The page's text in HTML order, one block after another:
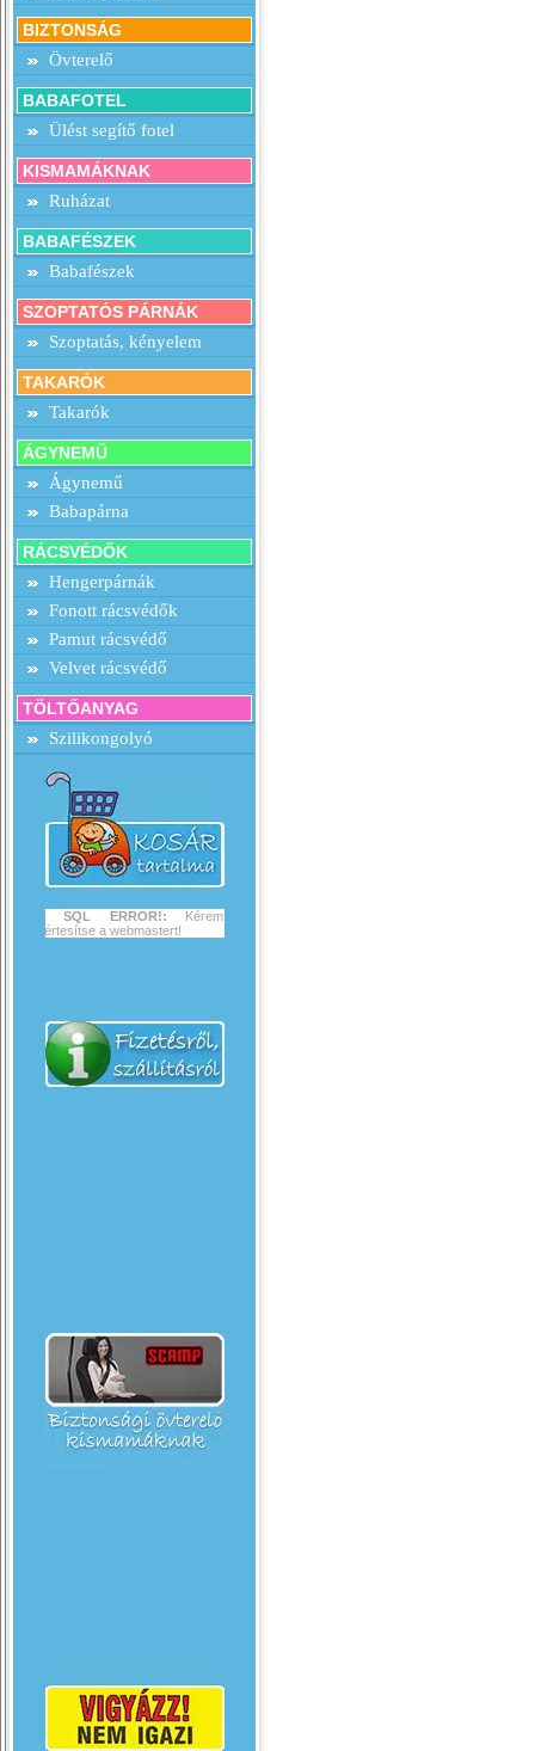
BIZTONSÁG
Övterelő
BABAFOTEL
Ülést segítő fotel
KISMAMÁKNAK
Ruházat
BABAFÉSZEK
Babafészek
SZOPTATÓS PÁRNÁK
Szoptatás, kényelem
TAKARÓK
Takarók
ÁGYNEMŰ
Ágynemű
Babapárna
RÁCSVÉDŐK
Hengerpárnák
Fonott rácsvédők
Pamut rácsvédő
Velvet rácsvédő
TÖLTŐANYAG
Szilikongolyó
SQL ERROR!: Kérem
értesítse a webmastert!